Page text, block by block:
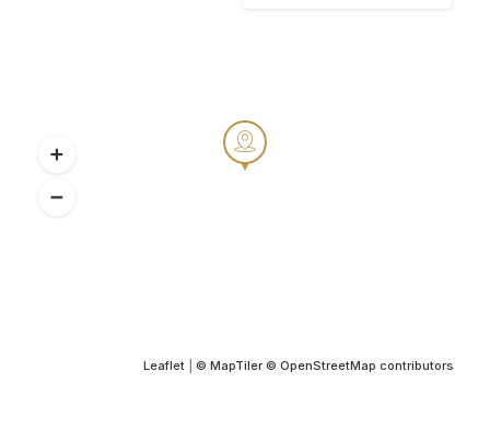
Leaflet © MapTiler © OpenStreetMap contributors